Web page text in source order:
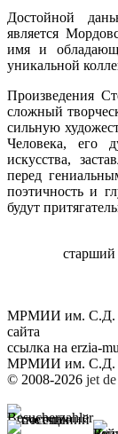
Достойной
является
имя и
уникальной
Произведения
сложный
сильную
Человека, его
искусства,
перед
поэтичность и
будут
МРМИИ им. С.Д.
сайта
ссылка на erzia-
МРМИИ им. С.Д.
© 2008-2026 jet